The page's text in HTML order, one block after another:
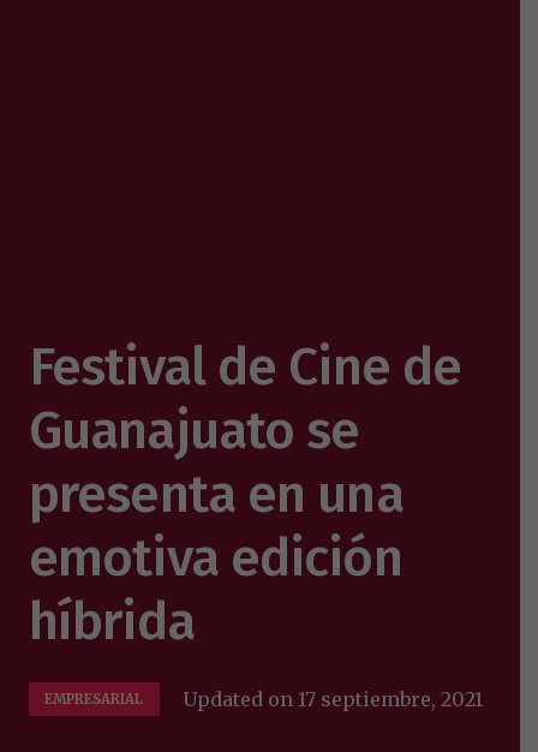
Festival de Cine de
Guanajuato se
presenta en una
emotiva edición
híbrida
EMPRESARIAL Updated on 17 septiembre, 2021